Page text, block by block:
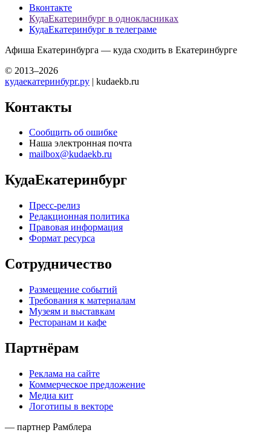
Вконтакте
КудаЕкатеринбург в однокласниках
КудаЕкатеринбург в телеграме
Афиша Екатеринбурга — куда сходить в Екатеринбурге
© 2013–2026
кудаекатеринбург.ру | kudaekb.ru
Контакты
Сообщить об ошибке
Наша электронная почта
mailbox@kudaekb.ru
КудаЕкатеринбург
Пресс-релиз
Редакционная политика
Правовая информация
Формат ресурса
Сотрудничество
Размещение событий
Требования к материалам
Музеям и выставкам
Ресторанам и кафе
Партнёрам
Реклама на сайте
Коммерческое предложение
Медиа кит
Логотипы в векторе
— партнер Рамблера